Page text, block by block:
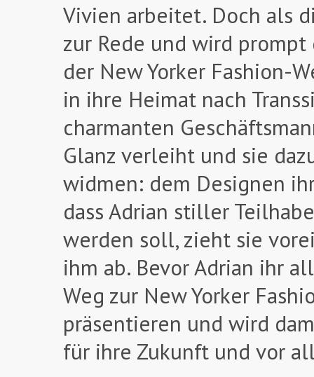
Vivien arbeitet. Doch als
zur Rede und wird
der New Yorker Fashion-
in ihre Heimat nach
charmanten
Glanz verleiht und sie
widmen: dem Designen
dass Adrian stiller
werden soll, zieht sie
ihm ab. Bevor Adrian ihr
Weg zur New Yorker
präsentieren und wird
für ihre Zukunft und vor